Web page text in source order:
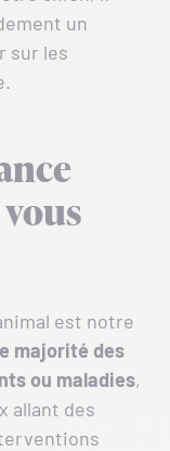
un
sur les
est notre
majorité des
ou maladies,
allant des